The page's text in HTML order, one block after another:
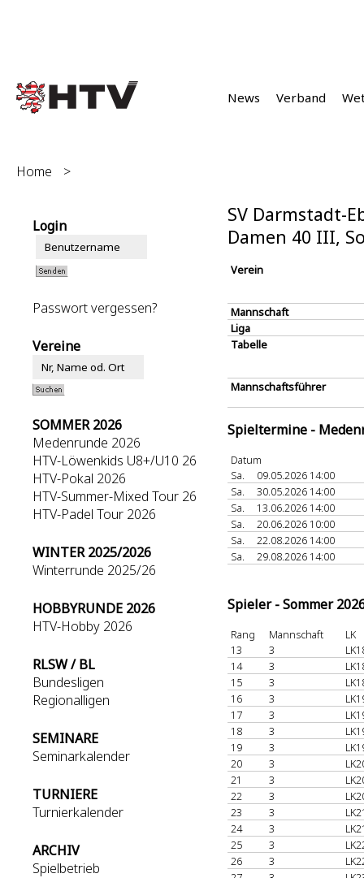
News Verband
Home >
Login
Passwort vergessen?
Vereine
SOMMER 2026
Medenrunde 2026
HTV-Löwenkids U8+/U10 26
HTV-Pokal 2026
HTV-Summer-Mixed Tour 26
HTV-Padel Tour 2026
WINTER 2025/2026
Winterrunde 2025/26
HOBBYRUNDE 2026
HTV-Hobby 2026
RLSW / BL
Bundesligen
Regionalligen
SEMINARE
Seminarkalender
TURNIERE
Turnierkalender
ARCHIV
Spielbetrieb
SV Darmstadt-
Damen 40 III,
Verein
Mannschaft
Liga
Tabelle
Mannschaftsführer
Spieltermine -
Datum
Sa.
09.05.2026 14:00
Sa.
30.05.2026 14:00
Sa.
13.06.2026 14:00
Sa.
20.06.2026 10:00
Sa.
22.08.2026 14:00
Sa.
29.08.2026 14:00
Spieler - Sommer
Rang Mannschaft
LK
13
3
14
3
15
3
16
3
17
3
18
3
19
3
20
3
21
3
22
3
23
3
24
3
25
3
26
3